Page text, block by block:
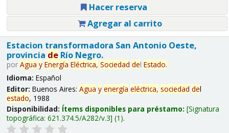
Hacer reserva
Agregar al carrito
Estacion transformadora San Antonio Oeste,
provincia deRío Negro.
por Agua y Energía Eléctrica, Sociedad del Estado.
Idioma: Español
Editor: Buenos Aires: Agua y energía eléctrica, sociedad del
estado, 1988
Disponibilidad: Ítems disponibles para préstamo: Signatura
topográfica: 621.374.5/A282/v.3 (1).